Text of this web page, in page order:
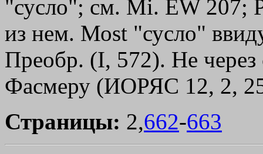
"сусло"; см. Мi. ЕW 207;
из нем. Моst "сусло"
Преобр. (I, 572). Не через
Фасмеру (ИОРЯС 12, 2,
Страницы: 2,662-663